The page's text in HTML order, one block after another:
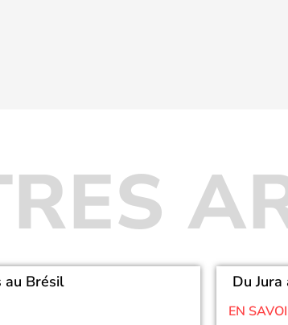
au Brésil Du
EN